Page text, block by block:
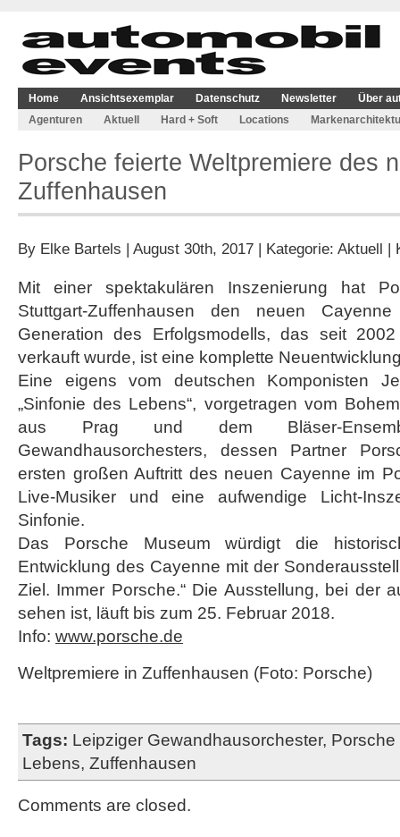
Home Ansichtsexemplar Datenschutz Newsletter
Über
Agenturen
Aktuell Hard + Soft Locations
Porsche feierte Weltpremiere des
Zuffenhausen
By Elke Bartels | August 30th, 2017 | Kategorie: Aktuell |
Mit einer spektakulären Inszenierung hat
Stuttgart-Zuffenhausen den neuen
Generation des Erfolgsmodells, das seit
verkauft wurde, ist eine komplette
Eine eigens vom deutschen Komponisten
„Sinfonie des Lebens“, vorgetragen vom
aus Prag und dem Bläser-
Gewandhausorchesters, dessen Partner
ersten großen Auftritt des neuen Cayenne im
Live-Musiker und eine aufwendige Licht-
Sinfonie.
Das Porsche Museum würdigt die
Entwicklung des Cayenne mit der
Ziel. Immer Porsche.“ Die Ausstellung, bei der
sehen ist, läuft bis zum 25. Februar 2018.
Info: www.porsche.de
Weltpremiere in Zuffenhausen (Foto: Porsche)
Tags: Leipziger Gewandhausorchester,
Lebens, Zuffenhausen
Comments are closed.